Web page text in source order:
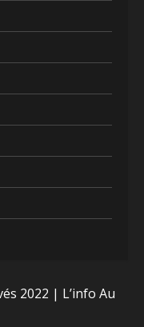
2022 | L’info Au